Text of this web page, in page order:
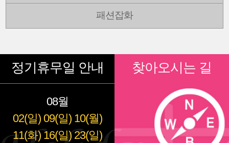
패션잡화
정기휴무일 안내
08월
02(일) 09(일) 10(월)
11(화) 16(일) 23(일)
찾아오시는 길